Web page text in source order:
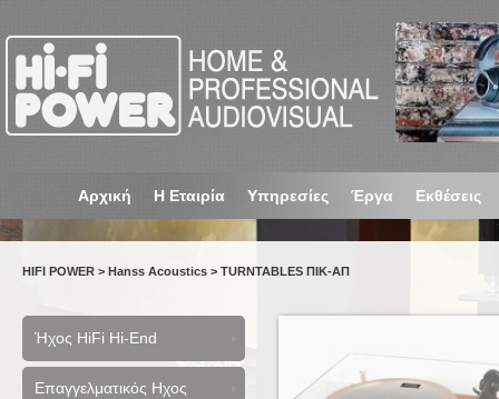
Αρχική Η Εταιρία Υπηρεσίες Έργα Εκθέσεις
HIFI POWER > Hanss Acoustics > TURNTABLES ΠΙΚ-ΑΠ
Ήχος HiFi Hi-End
Επαγγελματικός Ηχος